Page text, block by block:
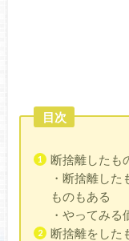
目次
断捨離したも
・断捨離し
ものもある
・やってみる
断捨離をした